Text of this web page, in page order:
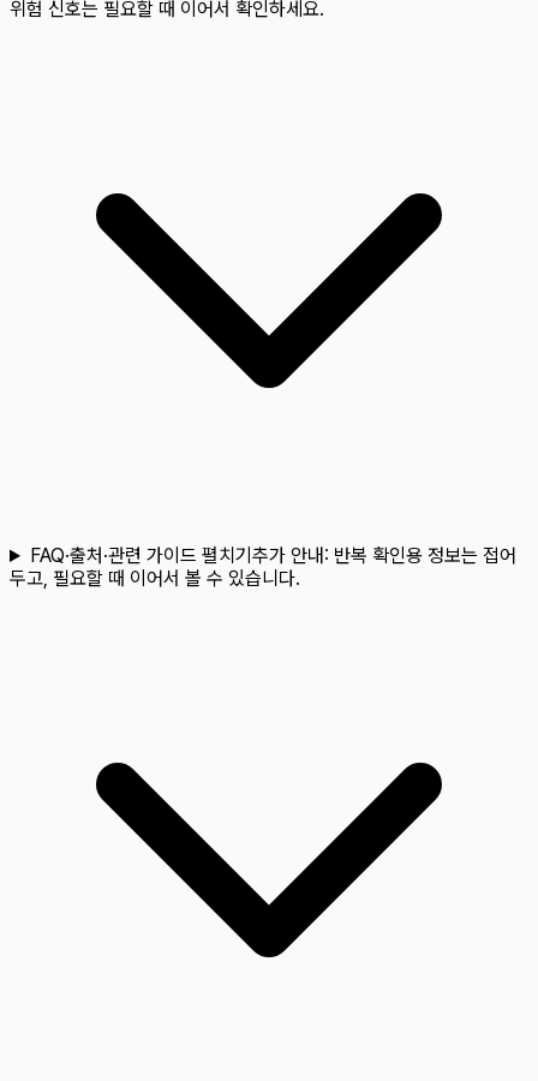
위험 신호는 필요할 때 이어서 확인하세요.
FAQ·출처·관련 가이드 펼치기추가 안내: 반복 확인용 정보는 접어
두고, 필요할 때 이어서 볼 수 있습니다.